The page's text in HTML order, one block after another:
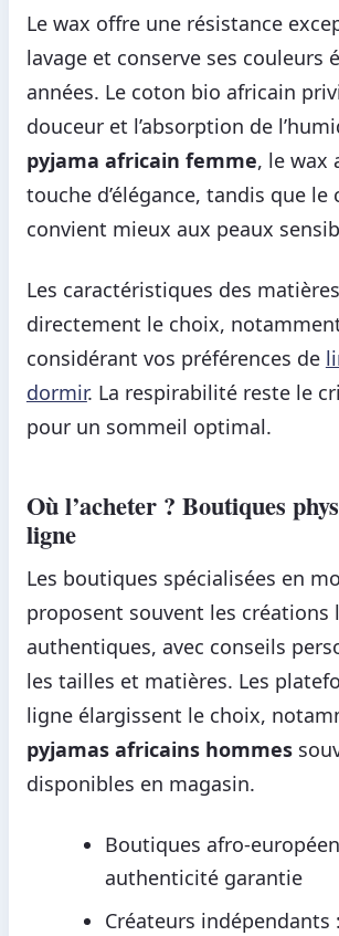
Le wax offre une résistance
lavage et conserve ses couleurs
années. Le coton bio africain
douceur et l’absorption de
pyjama africain femme, le wax
touche d’élégance, tandis que le
convient mieux aux peaux
Les caractéristiques des
directement le choix,
considérant vos préférences de
dormir. La respirabilité reste le
pour un sommeil optimal.
Où l’acheter ? Boutiques
ligne
Les boutiques spécialisées en
proposent souvent les créations
authentiques, avec conseils
les tailles et matières. Les
ligne élargissent le choix,
pyjamas africains hommes
disponibles en magasin.
Boutiques afro-
authenticité garantie
Créateurs indépendants